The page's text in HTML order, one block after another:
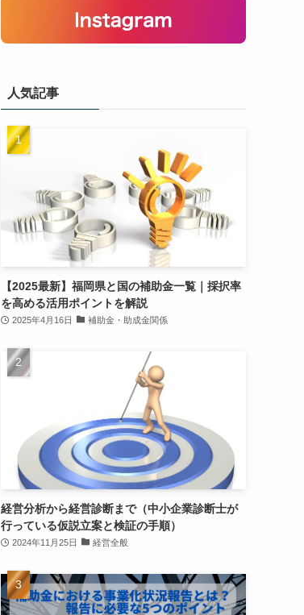
人気記事
【2025最新】福岡県と国の補助金一覧｜採択率
を高める活用ポイントを解説
2025年4月16日 補助金・助成金関係
経営分析から経営診断まで（中小企業診断士が
行っている仮説立案と検証の手順）
2024年11月25日 経営全般